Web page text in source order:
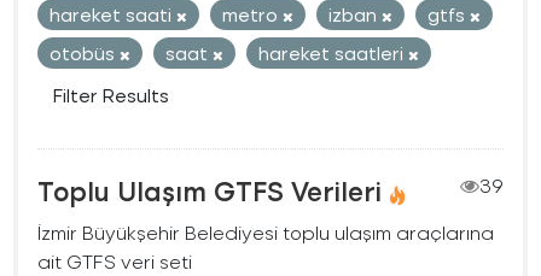
hareket saati
metro izban
gtfs
otobüs
saat
hareket saatleri
Filter Results
Toplu Ulaşım GTFS Verileri
39
İzmir Büyükşehir Belediyesi toplu ulaşım araçlarına
ait GTFS veri seti